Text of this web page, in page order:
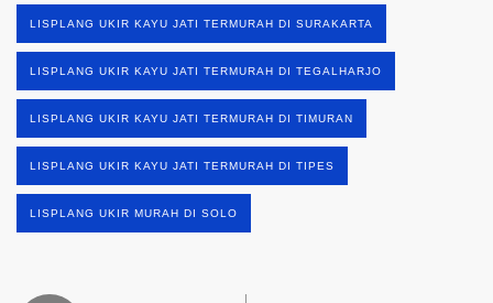
LISPLANG UKIR KAYU JATI TERMURAH DI SURAKARTA
LISPLANG UKIR KAYU JATI TERMURAH DI TEGALHARJO
LISPLANG UKIR KAYU JATI TERMURAH DI TIMURAN
LISPLANG UKIR KAYU JATI TERMURAH DI TIPES
LISPLANG UKIR MURAH DI SOLO